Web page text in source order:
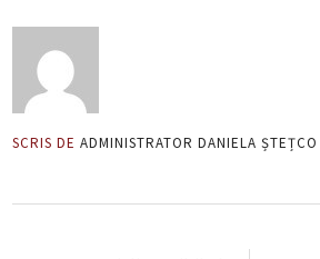
SCRIS DE ADMINISTRATOR DANIELA ȘTEȚCO